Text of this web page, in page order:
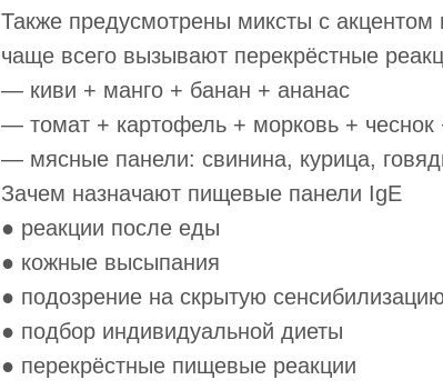
Также предусмотрены миксты с
чаще всего вызывают перекрёстные
— киви + манго + банан + ананас
— томат + картофель + морковь + чеснок
— мясные панели: свинина, курица,
Зачем назначают пищевые панели IgE
● реакции после еды
● кожные высыпания
● подозрение на скрытую
● подбор индивидуальной диеты
● перекрёстные пищевые реакции